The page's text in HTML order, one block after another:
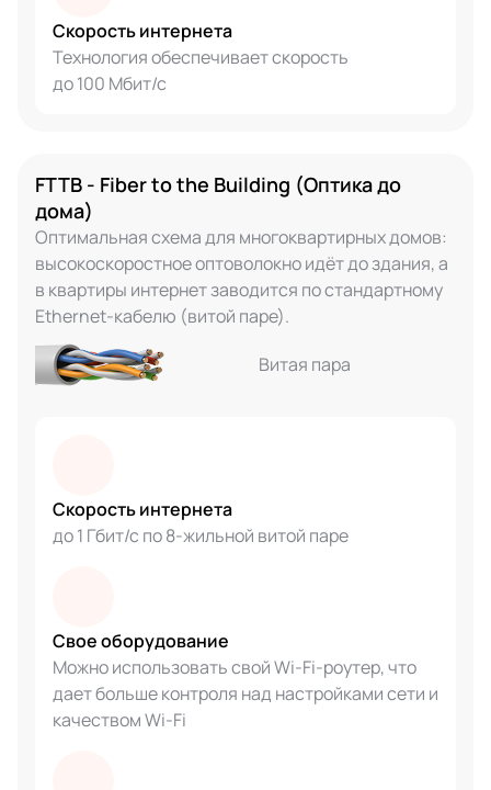
Скорость интернета
Технология обеспечивает скорость
до 100 Мбит/с
FTTB - Fiber to the Building (Оптика до
дома)
Оптимальная схема для многоквартирных домов:
высокоскоростное оптоволокно идёт до здания, а
в квартиры интернет заводится по стандартному
Ethernet-кабелю (витой паре).
Витая пара
Скорость интернета
до 1 Гбит/с по 8-жильной витой паре
Свое оборудование
Можно использовать свой Wi-Fi-роутер, что
дает больше контроля над настройками сети и
качеством Wi-Fi